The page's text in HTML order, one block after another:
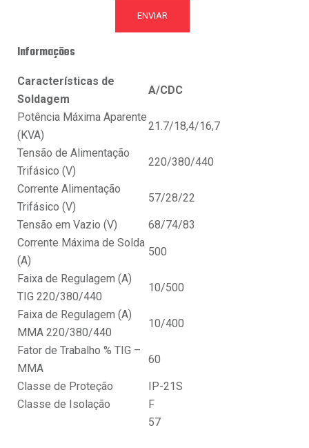
Informações
Características de
Soldagem
A/CDC
Potência Máxima Aparente
(KVA)
21.7/18,4/16,7
Tensão de Alimentação
Trifásico (V)
220/380/440
Corrente Alimentação
Trifásico (V)
57/28/22
Tensão em Vazio (V)
68/74/83
Corrente Máxima de Solda
(A)
500
Faixa de Regulagem (A)
TIG 220/380/440
10/500
Faixa de Regulagem (A)
MMA 220/380/440
10/400
Fator de Trabalho % TIG –
MMA
60
Classe de Proteção
IP-21S
Classe de Isolação
F
57